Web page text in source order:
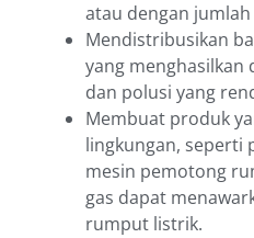
atau dengan
Mendistribusikan
yang menghasilkan
dan polusi yang
Membuat produk
lingkungan, seperti
mesin pemotong
gas dapat
rumput listrik.